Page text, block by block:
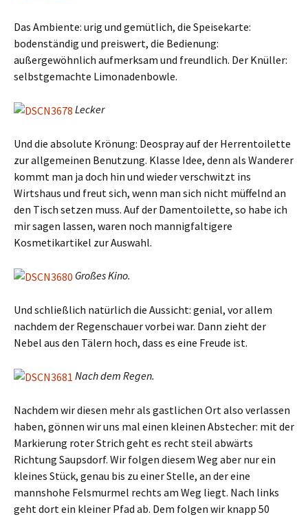
Das Ambiente: urig und gemütlich, die Speisekarte:
bodenständig und preiswert, die Bedienung:
außergewöhnlich aufmerksam und freundlich. Der Knüller:
selbstgemachte Limonadenbowle.
Lecker
Und die absolute Krönung: Deospray auf der Herrentoilette
zur allgemeinen Benutzung. Klasse Idee, denn als Wanderer
kommt man ja doch hin und wieder verschwitzt ins
Wirtshaus und freut sich, wenn man sich nicht müffelnd an
den Tisch setzen muss. Auf der Damentoilette, so habe ich
mir sagen lassen, waren noch mannigfaltigere
Kosmetikartikel zur Auswahl.
Großes Kino.
Und schließlich natürlich die Aussicht: genial, vor allem
nachdem der Regenschauer vorbei war. Dann zieht der
Nebel aus den Tälern hoch, dass es eine Freude ist.
Nach dem Regen.
Nachdem wir diesen mehr als gastlichen Ort also verlassen
haben, gönnen wir uns mal einen kleinen Abstecher: mit der
Markierung roter Strich geht es recht steil abwärts
Richtung Saupsdorf. Wir folgen diesem Weg aber nur ein
kleines Stück, genau bis zu einer Stelle, an der eine
mannshohe Felsmurmel rechts am Weg liegt. Nach links
geht dort ein kleiner Pfad ab. Dem folgen wir knapp 50